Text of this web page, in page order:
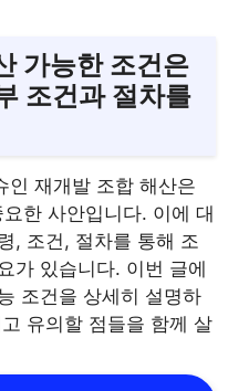
가능한 조건은
조건과 절차를
인 재개발 조합 해산은
한 사안입니다. 이에 대
, 조건, 절차를 통해 조
가 있습니다. 이번 글에
조건을 상세히 설명하
유의할 점들을 함께 살